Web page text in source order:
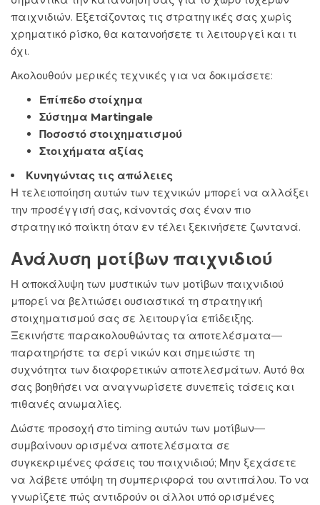
παιχνιδιών. Εξετάζοντας τις στρατηγικές σας χωρίς
χρηματικό ρίσκο, θα κατανοήσετε τι λειτουργεί και τι
όχι.
Ακολουθούν μερικές τεχνικές για να δοκιμάσετε:
Επίπεδο στοίχημα
Σύστημα Martingale
Ποσοστό στοιχηματισμού
Στοιχήματα αξίας
Κυνηγώντας τις απώλειες
Η τελειοποίηση αυτών των τεχνικών μπορεί να αλλάξει
την προσέγγισή σας, κάνοντάς σας έναν πιο
στρατηγικό παίκτη όταν εν τέλει ξεκινήσετε ζωντανά.
Ανάλυση μοτίβων παιχνιδιού
Η αποκάλυψη των μυστικών των μοτίβων παιχνιδιού
μπορεί να βελτιώσει ουσιαστικά τη στρατηγική
στοιχηματισμού σας σε λειτουργία επίδειξης.
Ξεκινήστε παρακολουθώντας τα αποτελέσματα—
παρατηρήστε τα σερί νικών και σημειώστε τη
συχνότητα των διαφορετικών αποτελεσμάτων. Αυτό θα
σας βοηθήσει να αναγνωρίσετε συνεπείς τάσεις και
πιθανές ανωμαλίες.
Δώστε προσοχή στο timing αυτών των μοτίβων—
συμβαίνουν ορισμένα αποτελέσματα σε
συγκεκριμένες φάσεις του παιχνιδιού; Μην ξεχάσετε
να λάβετε υπόψη τη συμπεριφορά του αντιπάλου. Το να
γνωρίζετε πώς αντιδρούν οι άλλοι υπό ορισμένες